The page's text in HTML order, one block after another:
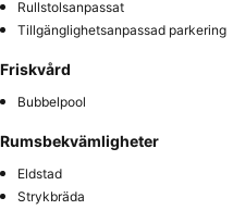
Rullstolsanpassat
Tillgänglighetsanpassad parkering
Friskvård
Bubbelpool
Rumsbekvämligheter
Eldstad
Strykbräda